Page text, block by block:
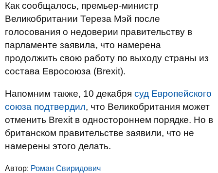
Как сообщалось, премьер-министр
Великобритании Тереза Мэй после
голосования о недоверии правительству в
парламенте заявила, что намерена
продолжить свою работу по выходу страны из
состава Евросоюза (Brexit).
Напомним также, 10 декабря суд Европейского
союза подтвердил, что Великобритания может
отменить Brexit в одностороннем порядке. Но в
британском правительстве заявили, что не
намерены этого делать.
Автор: Роман Свиридович